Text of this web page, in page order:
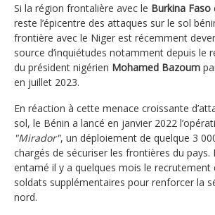
Si la région frontalière avec le Burkina Faso
reste l’épicentre des attaques sur le sol
frontière avec le Niger est récemment
source d’inquiétudes notamment depuis le
du président nigérien Mohamed Bazoum
en juillet 2023.
En réaction à cette menace croissante
sol, le Bénin a lancé en janvier 2022
"Mirador", un déploiement de quelque 3
chargés de sécuriser les frontières du pays.
entamé il y a quelques mois le recrutement
soldats supplémentaires pour renforcer la
nord.